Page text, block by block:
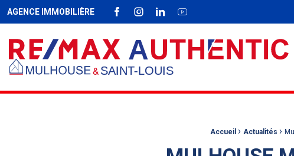
AGENCE IMMOBILIÈRE
FACEBOOK
INSTAGRAM
LINKEDINYOUTUBE
Accueil › Actualités ›